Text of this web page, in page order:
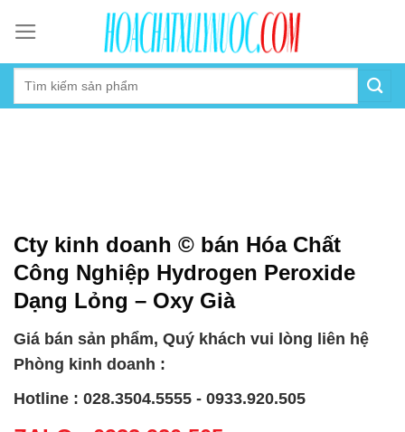
content
Cty kinh doanh © bán Hóa Chất
Công Nghiệp Hydrogen Peroxide
Dạng Lỏng – Oxy Già
Giá bán sản phẩm, Quý khách vui lòng liên hệ
Phòng kinh doanh :
Hotline : 028.3504.5555 - 0933.920.505